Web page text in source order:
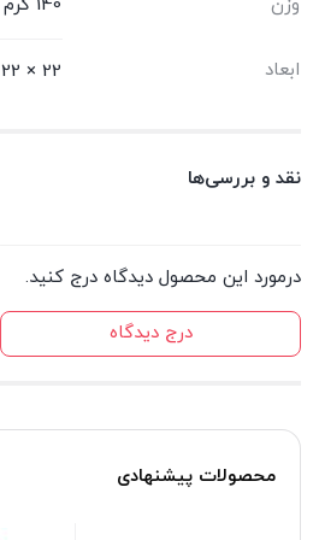
ابعاد 22 × 22 × 0.5 سانتیمتر
نقد و بررسی‌ها
درمورد این محصول دیدگاه درج کنید.
درج دیدگاه
محصولات پیشنهادی